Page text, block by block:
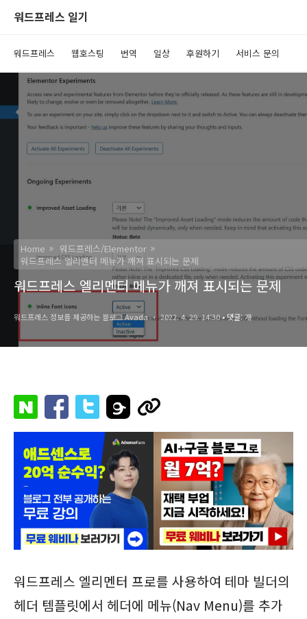
워드프레스 일기
워드프레스 웹호스팅 번역 일상 후원하기 서비스 문의
Home
워드프레스/Elementor
워드프레스 엘리멘터 메뉴가 깨져 표시되는 문제
워드프레스 엘리멘터 메뉴가 깨져 표시되는 문제
워드프레스 정보를 제공하는 블로그 Avada 2022. 4. 29. 14:30 • 댓글:개
워드프레스 엘리멘터 프로를 사용하여 테마 빌더의
헤더 템플릿에서 헤더에 메뉴(Nav Menu)를 추가